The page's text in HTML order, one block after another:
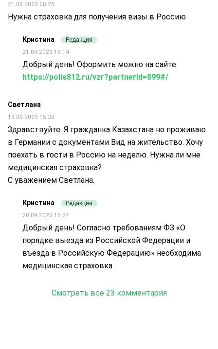
21.09.2023 08:25
Нужна страховка для получения визы в Россию
Кристина
Редакция
21.09.2023 16:14
Добрый день! Оформить можно на сайте
https://polis812.ru/vzr?partnerId=899#/
Светлана
18.09.2023 15:39
Здравствуйте. Я гражданка Казахстана но проживаю
в Германии с документами Вид на жительство. Хочу
поехать в гости в Россию на неделю. Нужна ли мне
медицинская страховка?
С уважением Светлана.
Кристина
Редакция
20.09.2023 15:27
Добрый день! Согласно требованиям ФЗ «О
порядке выезда из Российской Федерации и
въезда в Российскую Федерацию» необходима
медицинская страховка.
Смотреть все 23 комментария